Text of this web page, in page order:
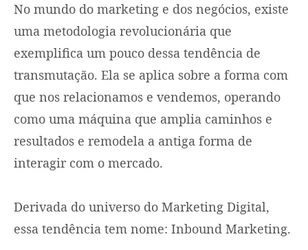
No mundo do marketing e dos negócios, existe
uma metodologia revolucionária que
exemplifica um pouco dessa tendência de
transmutação. Ela se aplica sobre a forma com
que nos relacionamos e vendemos, operando
como uma máquina que amplia caminhos e
resultados e remodela a antiga forma de
interagir com o mercado.
Derivada do universo do Marketing Digital,
essa tendência tem nome: Inbound Marketing.